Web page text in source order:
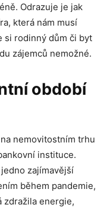
Odrazuje je jak
která nám musí
si rodinný dům či byt
zájemců nemožné.
období
nemovitostním trhu
instituce.
zajímavější
během pandemie,
zdražila energie,